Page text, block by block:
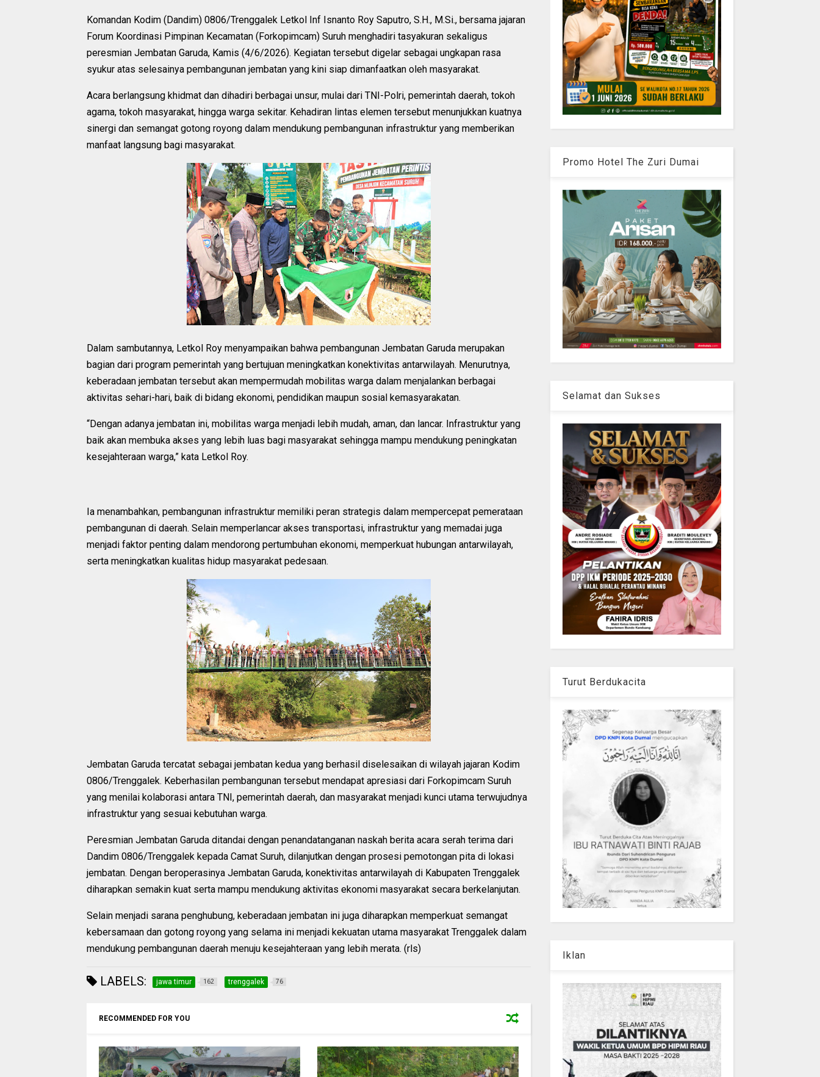
Komandan Kodim (Dandim) 0806/Trenggalek Letkol Inf Isnanto Roy Saputro, S.H., M.Si., bersama jajaran
Forum Koordinasi Pimpinan Kecamatan (Forkopimcam) Suruh menghadiri tasyakuran sekaligus
peresmian Jembatan Garuda, Kamis (4/6/2026). Kegiatan tersebut digelar sebagai ungkapan rasa
syukur atas selesainya pembangunan jembatan yang kini siap dimanfaatkan oleh masyarakat.
Acara berlangsung khidmat dan dihadiri berbagai unsur, mulai dari TNI-Polri, pemerintah daerah, tokoh
agama, tokoh masyarakat, hingga warga sekitar. Kehadiran lintas elemen tersebut menunjukkan kuatnya
sinergi dan semangat gotong royong dalam mendukung pembangunan infrastruktur yang memberikan
manfaat langsung bagi masyarakat.
Dalam sambutannya, Letkol Roy menyampaikan bahwa pembangunan Jembatan Garuda merupakan
bagian dari program pemerintah yang bertujuan meningkatkan konektivitas antarwilayah. Menurutnya,
keberadaan jembatan tersebut akan mempermudah mobilitas warga dalam menjalankan berbagai
aktivitas sehari-hari, baik di bidang ekonomi, pendidikan maupun sosial kemasyarakatan.
“Dengan adanya jembatan ini, mobilitas warga menjadi lebih mudah, aman, dan lancar. Infrastruktur yang
baik akan membuka akses yang lebih luas bagi masyarakat sehingga mampu mendukung peningkatan
kesejahteraan warga,” kata Letkol Roy.
Ia menambahkan, pembangunan infrastruktur memiliki peran strategis dalam mempercepat pemerataan
pembangunan di daerah. Selain memperlancar akses transportasi, infrastruktur yang memadai juga
menjadi faktor penting dalam mendorong pertumbuhan ekonomi, memperkuat hubungan antarwilayah,
serta meningkatkan kualitas hidup masyarakat pedesaan.
Jembatan Garuda tercatat sebagai jembatan kedua yang berhasil diselesaikan di wilayah jajaran Kodim
0806/Trenggalek. Keberhasilan pembangunan tersebut mendapat apresiasi dari Forkopimcam Suruh
yang menilai kolaborasi antara TNI, pemerintah daerah, dan masyarakat menjadi kunci utama terwujudnya
infrastruktur yang sesuai kebutuhan warga.
Peresmian Jembatan Garuda ditandai dengan penandatanganan naskah berita acara serah terima dari
Dandim 0806/Trenggalek kepada Camat Suruh, dilanjutkan dengan prosesi pemotongan pita di lokasi
jembatan. Dengan beroperasinya Jembatan Garuda, konektivitas antarwilayah di Kabupaten Trenggalek
diharapkan semakin kuat serta mampu mendukung aktivitas ekonomi masyarakat secara berkelanjutan.
Selain menjadi sarana penghubung, keberadaan jembatan ini juga diharapkan memperkuat semangat
kebersamaan dan gotong royong yang selama ini menjadi kekuatan utama masyarakat Trenggalek dalam
mendukung pembangunan daerah menuju kesejahteraan yang lebih merata. (rls)
LABELS: jawa timur 162 trenggalek 76
RECOMMENDED FOR YOU
Promo Hotel The Zuri Dumai
Selamat dan Sukses
Turut Berdukacita
Iklan